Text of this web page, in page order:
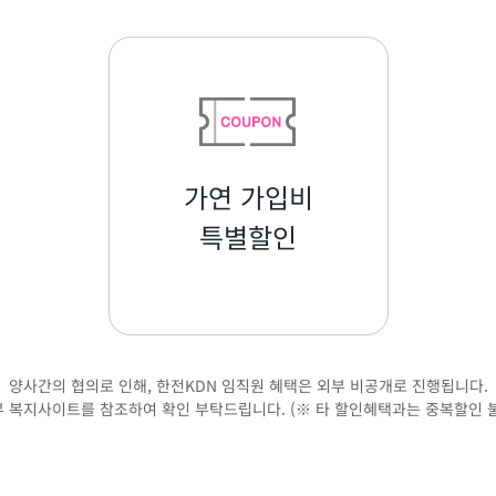
가연 가입비
특별할인
양사간의 협의로 인해, 한전KDN 임직원 혜택은 외부 비공개로 진행됩니다.
복지사이트를 참조하여 확인 부탁드립니다. (※ 타 할인혜택과는 중복할인